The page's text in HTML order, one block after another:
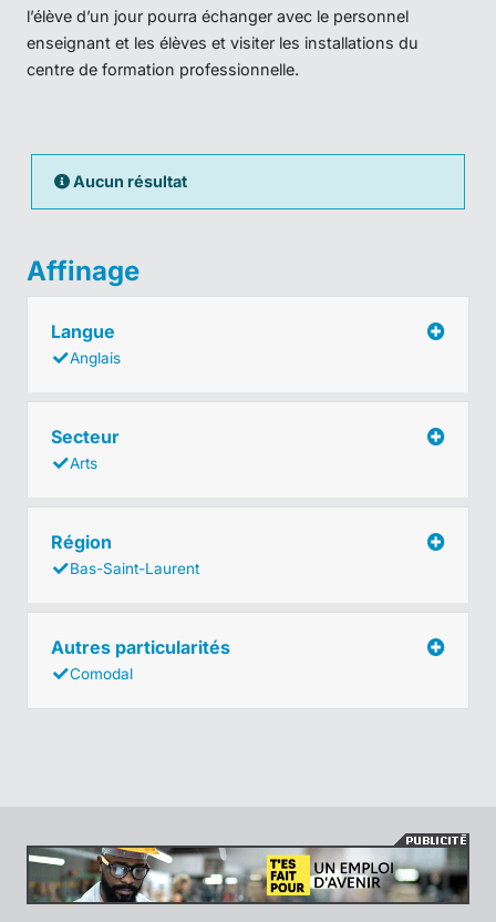
l’élève d’un jour pourra échanger avec le personnel
enseignant et les élèves et visiter les installations du
centre de formation professionnelle.
Aucun résultat
Affinage
Langue
Anglais
Secteur
Arts
Région
Bas-Saint-Laurent
Autres particularités
Comodal